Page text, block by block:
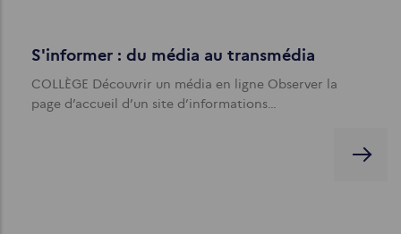
S'informer : du média au transmédia
COLLÈGE Découvrir un média en ligne Observer la
page d’accueil d’un site d’informations…